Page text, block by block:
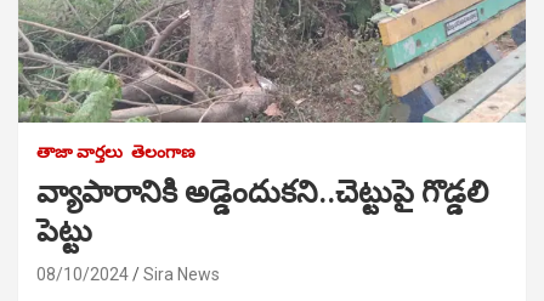
తాజా వార్తలు తెలంగాణ
వ్యాపారానికి అడ్డెందుకని..చెట్టుపై గొడ్డలి
పెట్టు
08/10/2024
Sira News